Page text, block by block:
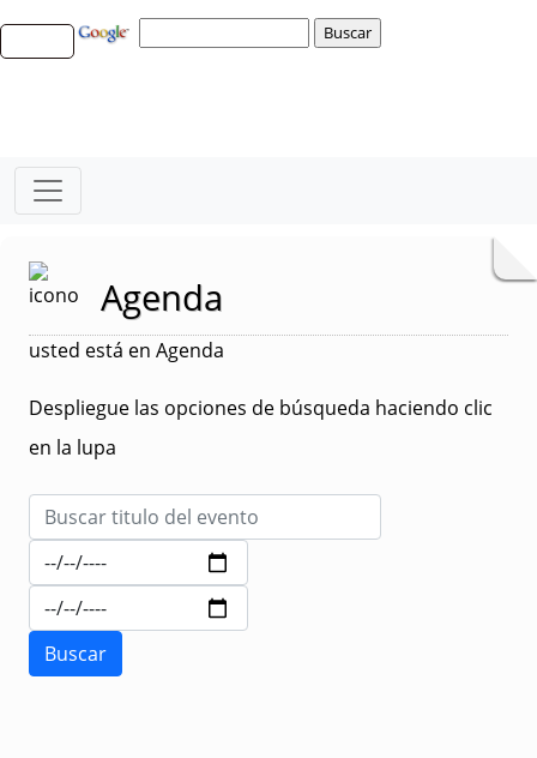
Agenda
usted está en Agenda
Despliegue las opciones de búsqueda haciendo clic
en la lupa